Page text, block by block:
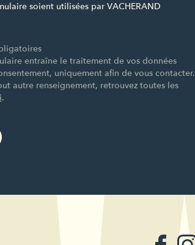
soient utilisées par VACHERAND
entraîne le traitement de vos données
uniquement afin de vous contacter.
autre renseignement, retrouvez toutes les
.